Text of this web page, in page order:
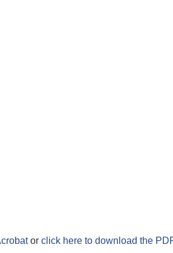
or click here to download the